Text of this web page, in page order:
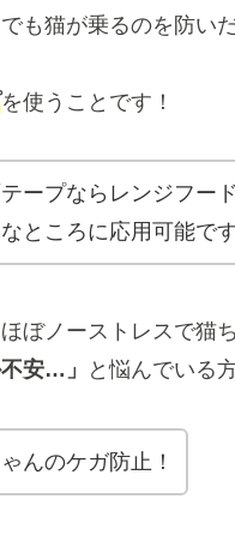
も猫が乗るのを防い
を使うことです！
ープならレンジフー
ところに応用可能です
ぼノーストレスで猫
安…」
と悩んでいる
んのケガ防止！